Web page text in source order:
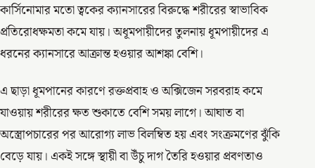
কার্সিনোমার মতো ত্বকের ক্যানসারের বিরুদ্ধে শরীরের স্বাভাবিক
প্রতিরোধক্ষমতা কমে যায়। অধূমপায়ীদের তুলনায় ধূমপায়ীদের এ
ধরনের ক্যানসারে আক্রান্ত হওয়ার আশঙ্কা বেশি।
এ ছাড়া ধূমপানের কারণে রক্তপ্রবাহ ও অক্সিজেন সরবরাহ কমে
যাওয়ায় শরীরের ক্ষত শুকাতে বেশি সময় লাগে। আঘাত বা
অস্ত্রোপচারের পর আরোগ্য লাভ বিলম্বিত হয় এবং সংক্রমণের ঝুঁকি
বেড়ে যায়। একই সঙ্গে স্থায়ী বা উঁচু দাগ তৈরি হওয়ার প্রবণতাও